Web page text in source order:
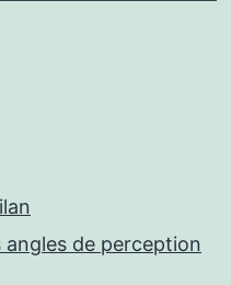
de perception